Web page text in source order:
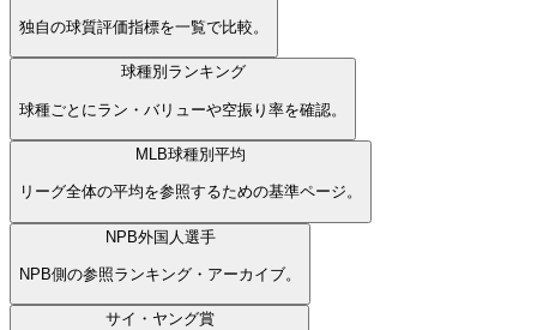
独自の球質評価指標を一覧で比較。
球種別ランキング
球種ごとにラン・バリューや空振り率を確認。
MLB球種別平均
リーグ全体の平均を参照するための基準ページ。
NPB外国人選手
NPB側の参照ランキング・アーカイブ。
サイ・ヤング賞